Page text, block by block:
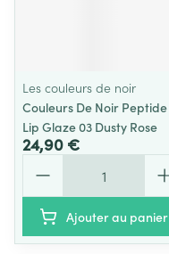
Les couleurs de noir
Couleurs De Noir Peptide
Lip Glaze 03 Dusty Rose
24,90 €
Ajouter au panier